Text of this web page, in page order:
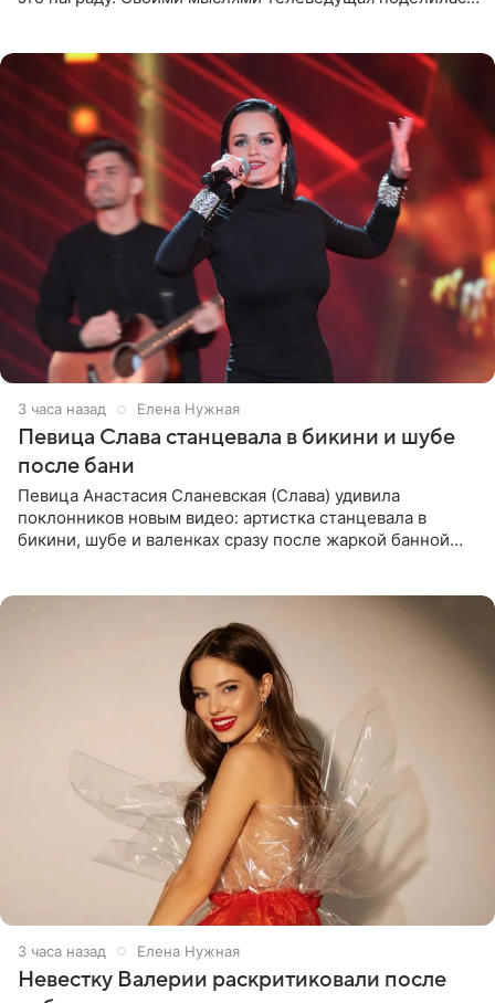
3 часа назад Елена Нужная
Певица Слава станцевала в бикини и шубе
после бани
Певица Анастасия Сланевская (Слава) удивила
поклонников новым видео: артистка станцевала в
бикини, шубе и валенках сразу после жаркой банной
3 часа назад Елена Нужная
Невестку Валерии раскритиковали после